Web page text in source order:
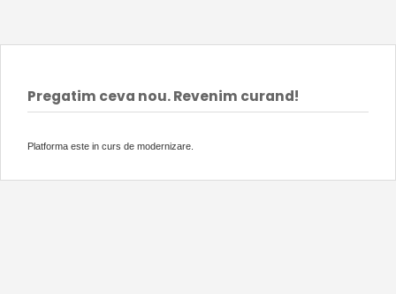
Pregatim ceva nou. Revenim curand!
Platforma este in curs de modernizare.